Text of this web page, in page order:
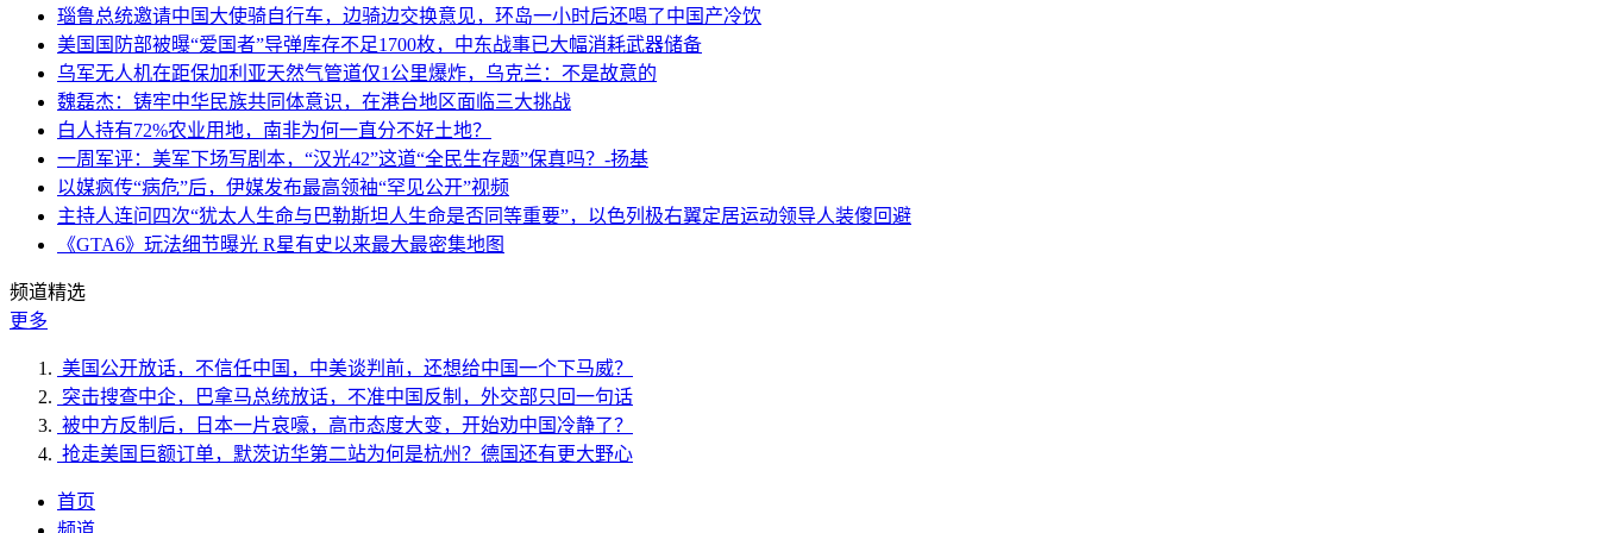
瑙鲁总统邀请中国大使骑自行车，边骑边交换意见，环岛一小时后还喝了中国产冷饮
美国国防部被曝“爱国者”导弹库存不足1700枚，中东战事已大幅消耗武器储备
乌军无人机在距保加利亚天然气管道仅1公里爆炸，乌克兰：不是故意的
魏磊杰：铸牢中华民族共同体意识，在港台地区面临三大挑战
白人持有72%农业用地，南非为何一直分不好土地？
一周军评：美军下场写剧本，“汉光42”这道“全民生存题”保真吗？-扬基
以媒疯传“病危”后，伊媒发布最高领袖“罕见公开”视频
主持人连问四次“犹太人生命与巴勒斯坦人生命是否同等重要”，以色列极右翼定居运动领导人装傻回避
《GTA6》玩法细节曝光 R星有史以来最大最密集地图
频道精选
更多
美国公开放话，不信任中国，中美谈判前，还想给中国一个下马威？
突击搜查中企，巴拿马总统放话，不准中国反制，外交部只回一句话
被中方反制后，日本一片哀嚎，高市态度大变，开始劝中国冷静了？
抢走美国巨额订单，默茨访华第二站为何是杭州？德国还有更大野心
首页